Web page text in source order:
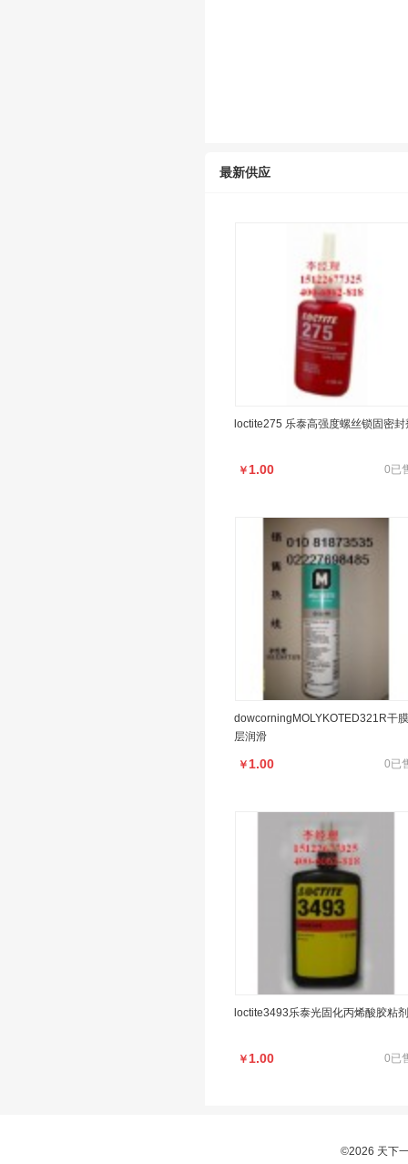
最新供应
loctite275 乐泰高强度螺丝锁固密封
￥ 1.00 0已
dowcorningMOLYKOTED321R干
层润滑
￥ 1.00 0已
loctite3493乐泰光固化丙烯酸胶粘剂
￥ 1.00 0已
©2026 天下